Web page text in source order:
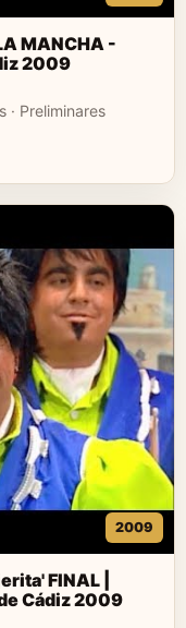
MANCHA -
2009
· Preliminares
2009
FINAL |
Cádiz 2009